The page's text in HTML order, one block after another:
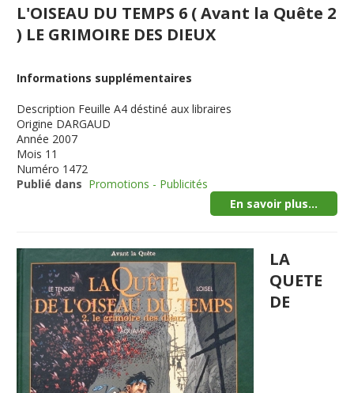
L'OISEAU DU TEMPS 6 ( Avant la Quête 2
) LE GRIMOIRE DES DIEUX
Informations supplémentaires
Description Feuille A4 déstiné aux libraires
Origine DARGAUD
Année 2007
Mois 11
Numéro 1472
Publié dans Promotions - Publicités
En savoir plus...
LA
QUETE
DE